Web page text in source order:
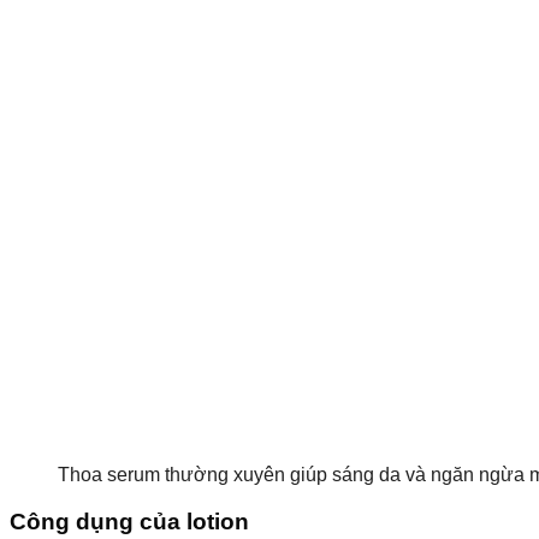
Thoa serum thường xuyên giúp sáng da và ngăn ngừa
Công dụng của lotion